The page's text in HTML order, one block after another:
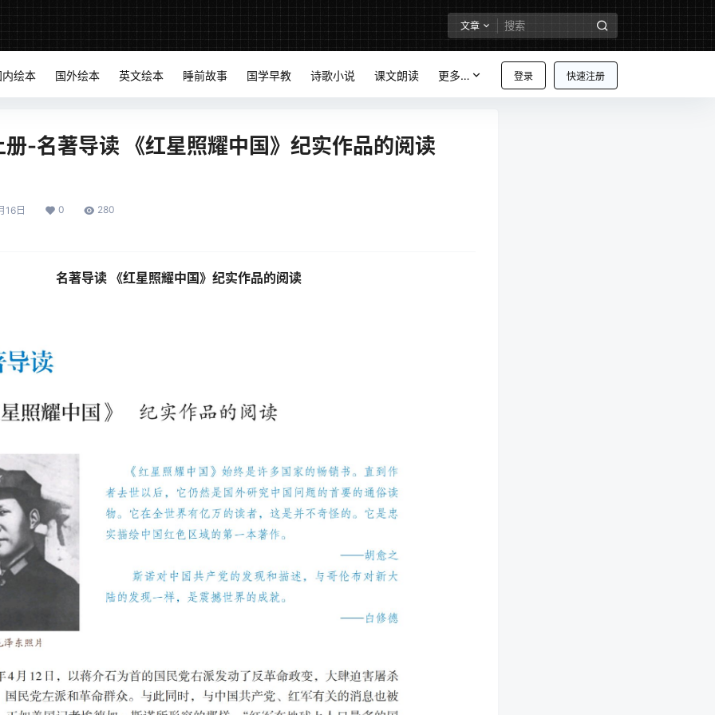
文章
登录 快速注册
内绘本 国外绘本 英文绘本 睡前故事 国学早教 诗歌小说 课文朗读 更多…
-名著导读 《红星照耀中国》纪实作品的阅读
16日 0 280
名著导读 《红星照耀中国》纪实作品的阅读